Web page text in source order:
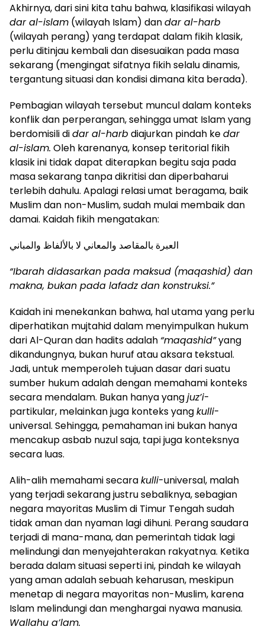
Akhirnya, dari sini kita tahu bahwa, klasifikasi wilayah
dar al-islam (wilayah Islam) dandar al-harb
(wilayah perang) yang terdapat dalam fikih klasik,
perlu ditinjau kembali dan disesuaikan pada masa
sekarang (mengingat sifatnya fikih selalu dinamis,
tergantung situasi dan kondisi dimana kita berada).
Pembagian wilayah tersebut muncul dalam konteks
konflik dan perperangan, sehingga umat Islam yang
berdomisili didar al-harbdiajurkan pindah kedar
al-islam. Oleh karenanya, konsep teritorial fikih
klasik ini tidak dapat diterapkan begitu saja pada
masa sekarang tanpa dikritisi dan diperbaharui
terlebih dahulu. Apalagi relasi umat beragama, baik
Muslim dan non-Muslim, sudah mulai membaik dan
damai. Kaidah fikih mengatakan:
العبرة بالمقاصد والمعاني لا بالألفاظ والمباني
“Ibarah didasarkan pada maksud (maqashid) dan
makna, bukan pada lafadz dan konstruksi.”
Kaidah ini menekankan bahwa, hal utama yang perlu
diperhatikan mujtahid dalam menyimpulkan hukum
dari Al-Quran dan hadits adalah “maqashid”yang
dikandungnya, bukan huruf atau aksara tekstual.
Jadi, untuk memperoleh tujuan dasar dari suatu
sumber hukum adalah dengan memahami konteks
secara mendalam. Bukan hanya yangjuz’i-
partikular, melainkan juga konteks yangkulli-
universal. Sehingga, pemahaman ini bukan hanya
mencakup asbab nuzul saja, tapi juga konteksnya
secara luas.
Alih-alih memahami secarakulli-universal, malah
yang terjadi sekarang justru sebaliknya, sebagian
negara mayoritas Muslim di Timur Tengah sudah
tidak aman dan nyaman lagi dihuni. Perang saudara
terjadi di mana-mana, dan pemerintah tidak lagi
melindungi dan menyejahterakan rakyatnya. Ketika
berada dalam situasi seperti ini, pindah ke wilayah
yang aman adalah sebuah keharusan, meskipun
menetap di negara mayoritas non-Muslim, karena
Islam melindungi dan menghargai nyawa manusia.
Wallahu a’lam.